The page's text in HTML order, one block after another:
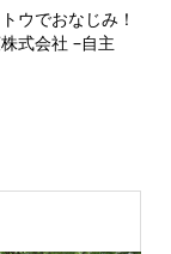
ウでおなじみ！
式会社 –自主